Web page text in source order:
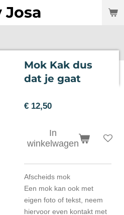
Josa
Mok Kak dus
dat je gaat
€ 12,50
In
winkelwagen
Afscheids mok
Een mok kan ook met
eigen foto of tekst, neem
hiervoor even kontakt met